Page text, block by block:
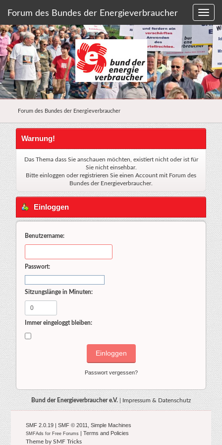
Forum des Bundes der Energieverbraucher
Forum des Bundes der Energieverbraucher
Warnung!
Das Thema dass Sie anschauen möchten, existiert nicht oder ist für
Sie nicht einsehbar.
Bitte einloggen oderregistrieren Sie einen Account mit Forum des
Bundes der Energieverbraucher.
Einloggen
Benutzername:
Passwort:
Sitzungslänge in Minuten:
Immer eingeloggt bleiben:
Passwort vergessen?
Bund der Energieverbraucher e.V. Impressum & Datenschutz
SMF 2.0.19| SMF © 2011 Simple Machines
SMFAds for Free Forums | Terms and Policies
Theme by SMF Tricks